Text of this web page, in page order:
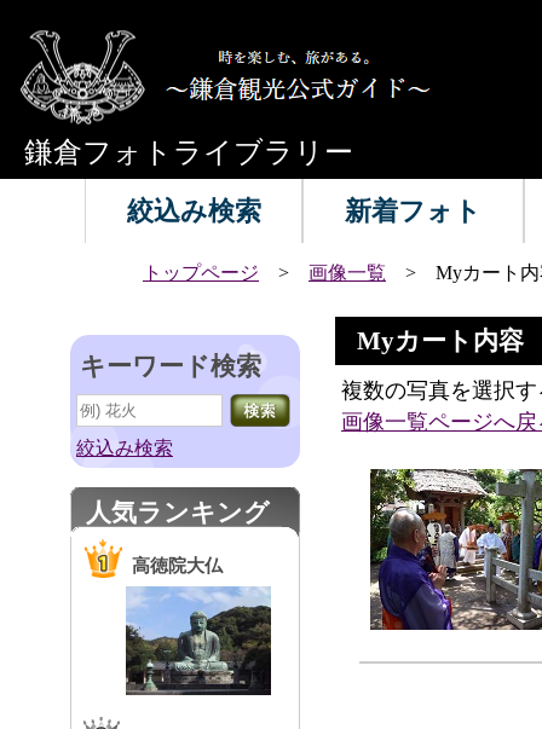
鎌倉フォトライブラリー
絞込み検索 新着フォト
トップページ > 画像一覧 > Myカート内
キーワード検索
絞込み検索
人気ランキング
高徳院大仏
Myカート内容
複数の写真を選択
画像一覧ページへ戻